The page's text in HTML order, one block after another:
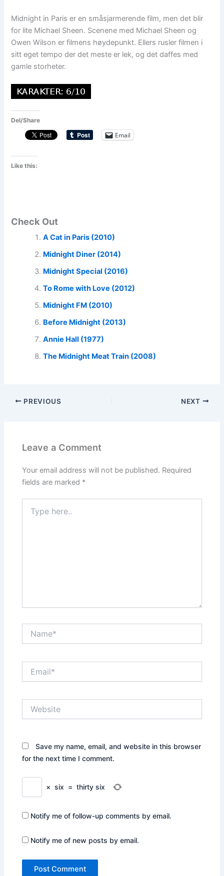
Midnight in Paris er en småsjarmerende film, men det blir
for lite Michael Sheen. Scenene med Michael Sheen og
Owen Wilson er filmens høydepunkt. Ellers rusler filmen i
sitt eget tempo der det meste er lek, og det daffes med
gamle storheter.
Del/Share
Email
Like this:
Check Out
A Cat in Paris (2010)
Midnight Diner (2014)
Midnight Special (2016)
To Rome with Love (2012)
Midnight FM (2010)
Before Midnight (2013)
Annie Hall (1977)
The Midnight Meat Train (2008)
PREVIOUS NEXT
Leave a Comment
Your email address will not be published. Required
fields are marked *
here..
Save my name, email, and website in this browser
for the next time I comment.
× six = thirty six
Notify me of follow-up comments by email.
Notify me of new posts by email.